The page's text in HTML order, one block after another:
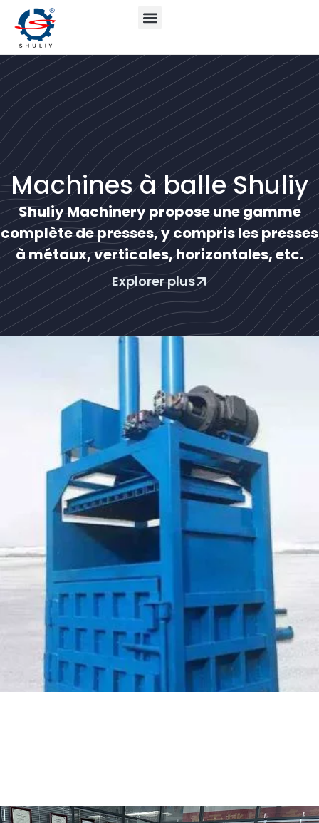
Machines à balle Shuliy
Shuliy Machinery propose une gamme
complète de presses, y compris les presses
à métaux, verticales, horizontales, etc.
Explorer plus